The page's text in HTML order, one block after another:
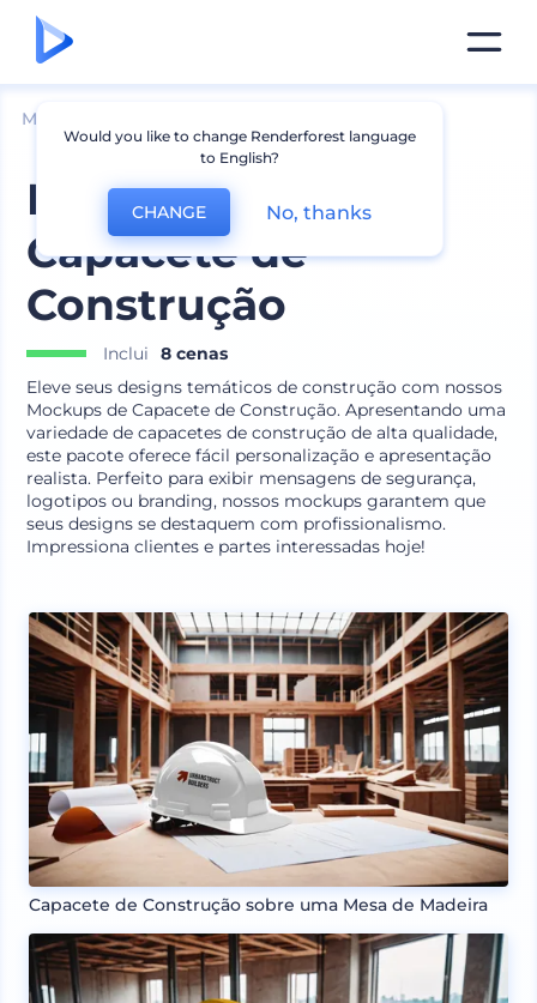
Mockups
Mockups de
Capacete de
Construção
Inclui
8 cenas
Eleve seus designs temáticos de construção com nossos
Mockups de Capacete de Construção. Apresentando uma
variedade de capacetes de construção de alta qualidade,
este pacote oferece fácil personalização e apresentação
realista. Perfeito para exibir mensagens de segurança,
logotipos ou branding, nossos mockups garantem que
seus designs se destaquem com profissionalismo.
Impressiona clientes e partes interessadas hoje!
Capacete de Construção sobre uma Mesa de Madeira
Would you like to change Renderforest language
to English?
CHANGE No, thanks